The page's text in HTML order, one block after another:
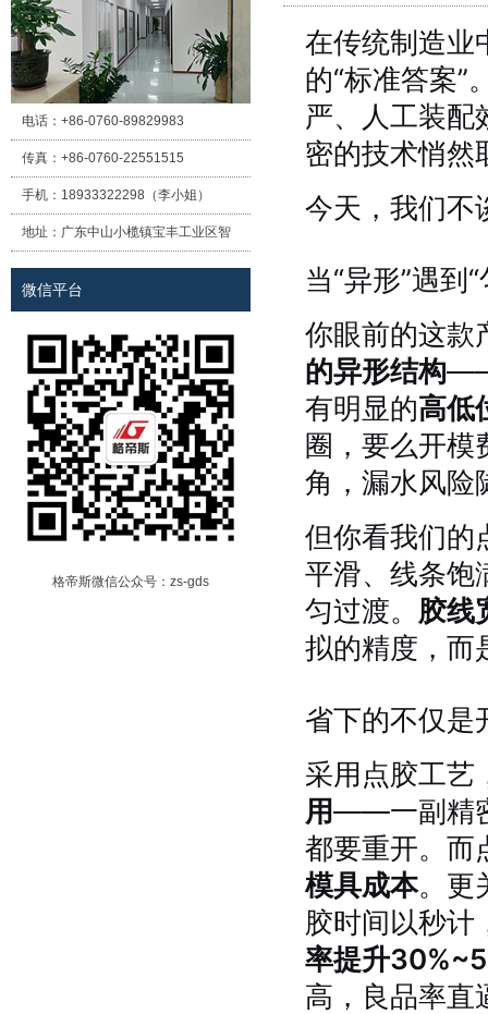
电话： +86-0760-89829983
传真： +86-0760-22551515
手机： 18933322298（李小姐）
地址： 广东中山小榄镇宝丰工业区智
诚路8号
微信平台
格帝斯微信公众号：zs-gds
在传统制造业
的“标准答案”
严、人工装
密的技术悄
今天，我们不
当“异形”遇到
你眼前的这款
的异形结构
有明显的高低
圈，要么开模
角，漏水风险
但你看我们的
平滑、线条饱
匀过渡。 胶线
拟的精度，而
省下的不仅是
采用点胶工艺
用——一副精
都要重开。而
模具成本。更
胶时间以秒计
率提升
高，良品率直